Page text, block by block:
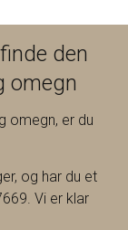
den
omegn
omegn, er du
og har du et
Vi er klar